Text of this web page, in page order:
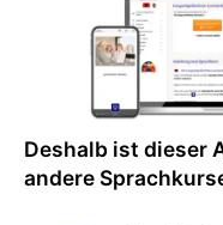
Deshalb ist dieser
andere